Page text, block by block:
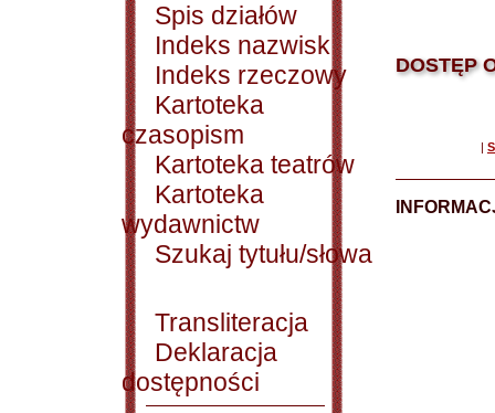
Spis działów
Indeks nazwisk
Indeks rzeczowy
Kartoteka
czasopism
Kartoteka teatrów
Kartoteka
wydawnictw
Szukaj tytułu/słowa
Transliteracja
Deklaracja
dostępności
DOSTĘP
|